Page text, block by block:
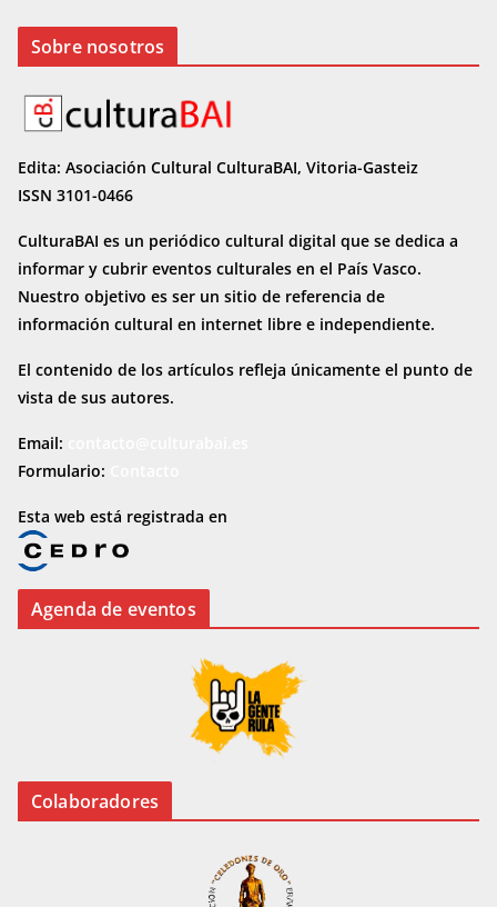
Sobre nosotros
Edita: Asociación Cultural CulturaBAI, Vitoria-Gasteiz
ISSN 3101-0466
CulturaBAI es un periódico cultural digital que se dedica a
informar y cubrir eventos culturales en el País Vasco.
Nuestro objetivo es ser un sitio de referencia de
información cultural en internet libre e independiente.
El contenido de los artículos refleja únicamente el punto de
vista de sus autores.
Email:
Formulario:
Esta web está registrada en
Agenda de eventos
Colaboradores